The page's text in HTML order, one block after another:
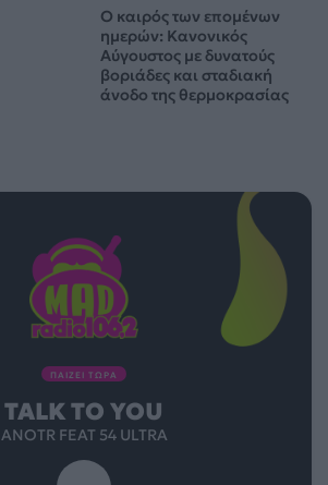
Ο καιρός των επομένων
ημερών: Κανονικός
Αύγουστος με δυνατούς
βοριάδες και σταδιακή
άνοδο της θερμοκρασίας
ΠΑΙΖΕΙ ΤΩΡΑ
TALK TO YOU
ANOTR FEAT 54 ULTRA